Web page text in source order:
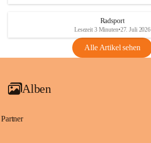
1 Seite•1,4 MB
VBl. EU Nr. 18_2026
Radsport
Lesezeit 3 Minuten•27. Juli 2026
Alle Artikel sehen
Alben
Partner